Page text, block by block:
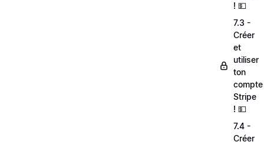
! 💵
7.3 -
Créer
et
utiliser
ton
compte
Stripe
! 💵
7.4 -
Créer